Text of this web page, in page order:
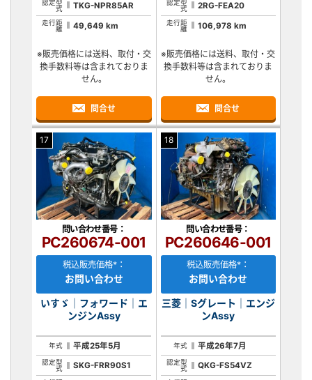
認定型
式
TKG-NPR85AR
走行距
離
49,649 km
※販売価格には送料、取付・交
換手数料等は含まれておりま
せん。
問合せ
認定型
式
2RG-FEA20
走行距
離
106,978 km
※販売価格には送料、取付・交
換手数料等は含まれておりま
せん。
問合せ
17
問い合わせ番号：
PC260674-001
税込販売価格*：
お問い合わせ
いすゞ｜フォワード｜エ
ンジンAssy
年式 平成25年5月
認定型
式
SKG-FRR90S1
18
問い合わせ番号：
PC260646-001
税込販売価格*：
お問い合わせ
三菱｜Sグレート｜エンジ
ンAssy
年式 平成26年7月
認定型
式
QKG-FS54VZ